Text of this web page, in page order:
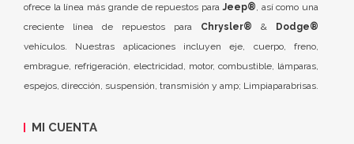
ofrece la línea más grande de repuestos para Jeep® , así como una
creciente línea de repuestos para Chrysler® & Dodge®
vehículos. Nuestras aplicaciones incluyen eje, cuerpo, freno,
embrague, refrigeración, electricidad, motor, combustible, lámparas,
espejos, dirección, suspensión, transmisión y amp; Limpiaparabrisas.
MI CUENTA